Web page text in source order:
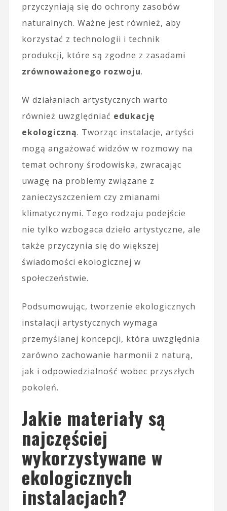
przyczyniają się do ochrony zasobów
naturalnych. Ważne jest również, aby
korzystać z technologii i technik
produkcji, które są zgodne z zasadami
zrównoważonego rozwoju.
W działaniach artystycznych warto
również uwzględniać edukację
ekologiczną. Tworząc instalacje, artyści
mogą angażować widzów w rozmowy na
temat ochrony środowiska, zwracając
uwagę na problemy związane z
zanieczyszczeniem czy zmianami
klimatycznymi. Tego rodzaju podejście
nie tylko wzbogaca dzieło artystyczne, ale
także przyczynia się do większej
świadomości ekologicznej w
społeczeństwie.
Podsumowując, tworzenie ekologicznych
instalacji artystycznych wymaga
przemyślanej koncepcji, która uwzględnia
zarówno zachowanie harmonii z naturą,
jak i odpowiedzialność wobec przyszłych
pokoleń.
Jakie materiały są
najczęściej
wykorzystywane w
ekologicznych
instalacjach?